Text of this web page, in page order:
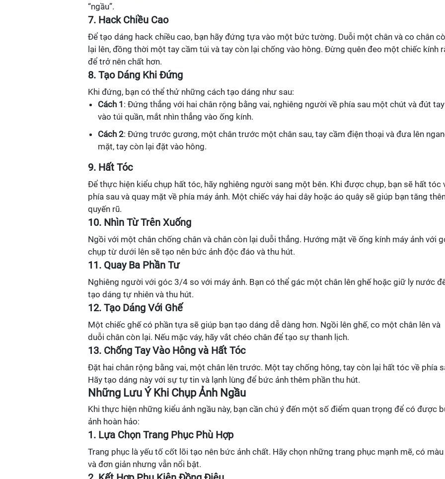
“ngầu”.
7. Hack Chiều Cao
Để tạo dáng hack chiều cao, bạn hãy đứng tựa vào một bức tường. Duỗi một chân và co chân
lại lên, đồng thời một tay cầm túi và tay còn lại chống vào hông. Đừng quên đeo một chiếc kính
để trở nên chất hơn.
8. Tạo Dáng Khi Đứng
Khi đứng, bạn có thể thử những cách tạo dáng như sau:
Cách 1 : Đứng thẳng với hai chân rộng bằng vai, nghiêng người về phía sau một chút và đút tay
vào túi quần, mắt nhìn thẳng vào ống kính.
Cách 2: Đứng trước gương, một chân trước một chân sau, tay cầm điện thoại và đưa lên
mặt, tay còn lại đặt vào hông.
9. Hất Tóc
Để thực hiện kiểu chụp hất tóc, hãy nghiêng người sang một bên. Khi được chụp, bạn sẽ hất tóc
phía sau và quay mặt về phía máy ảnh. Một chiếc váy hai dây hoặc áo quây sẽ giúp bạn tăng
quyến rũ.
10. Nhìn Từ Trên Xuống
Ngồi với một chân chống chân và chân còn lại duỗi thẳng. Hướng mặt về ống kính máy ảnh với
chụp từ dưới lên sẽ tạo nên bức ảnh độc đáo và thu hút.
11. Quay Ba Phần Tư
Nghiêng người với góc 3/4 so với máy ảnh. Bạn có thể gác một chân lên ghế hoặc giữ ly nước
tạo dáng tự nhiên và thu hút.
12. Tạo Dáng Với Ghế
Một chiếc ghế có phần tựa sẽ giúp bạn tạo dáng dễ dàng hơn. Ngồi lên ghế, co một chân lên và
duỗi chân còn lại. Nếu mặc váy, hãy vắt chéo chân để tạo sự thanh lịch.
13. Chống Tay Vào Hông và Hất Tóc
Đặt hai chân rộng bằng vai, một chân lên trước. Một tay chống hông, tay còn lại hất tóc về phía
Hãy tạo dáng này với sự tự tin và lạnh lùng để bức ảnh thêm phần thu hút.
Những Lưu Ý Khi Chụp Ảnh Ngầu
Khi thực hiện những kiểu ảnh ngầu này, bạn cần chú ý đến một số điểm quan trọng để có được
ảnh hoàn hảo:
1. Lựa Chọn Trang Phục Phù Hợp
Trang phục là yếu tố cốt lõi tạo nên bức ảnh chất. Hãy chọn những trang phục mạnh mẽ, có
và đơn giản nhưng vẫn nổi bật.